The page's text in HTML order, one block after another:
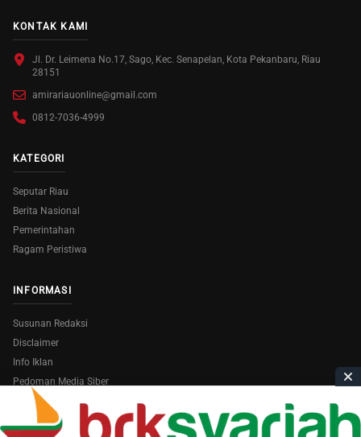
KONTAK KAMI
Jl. Dr. Leimena No.17, Sago, Kec. Senapelan, Kota Pekanbaru, Riau
28151
amirariauonline@gmail.com
0812-7036-4999
KATEGORI
Seputar Riau
Berita Nasional
Pemerintahan
Ragam Peristiwa
INFORMASI
Susunan Redaksi
Disclaimer
Info Iklan
Pedoman Media Siber